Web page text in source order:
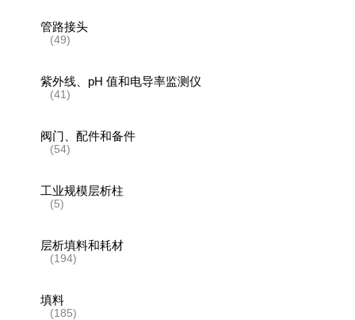
管路接头
(49)
紫外线、pH 值和电导率监测仪
(41)
阀门、配件和备件
(54)
工业规模层析柱
(5)
层析填料和耗材
(194)
填料
(185)